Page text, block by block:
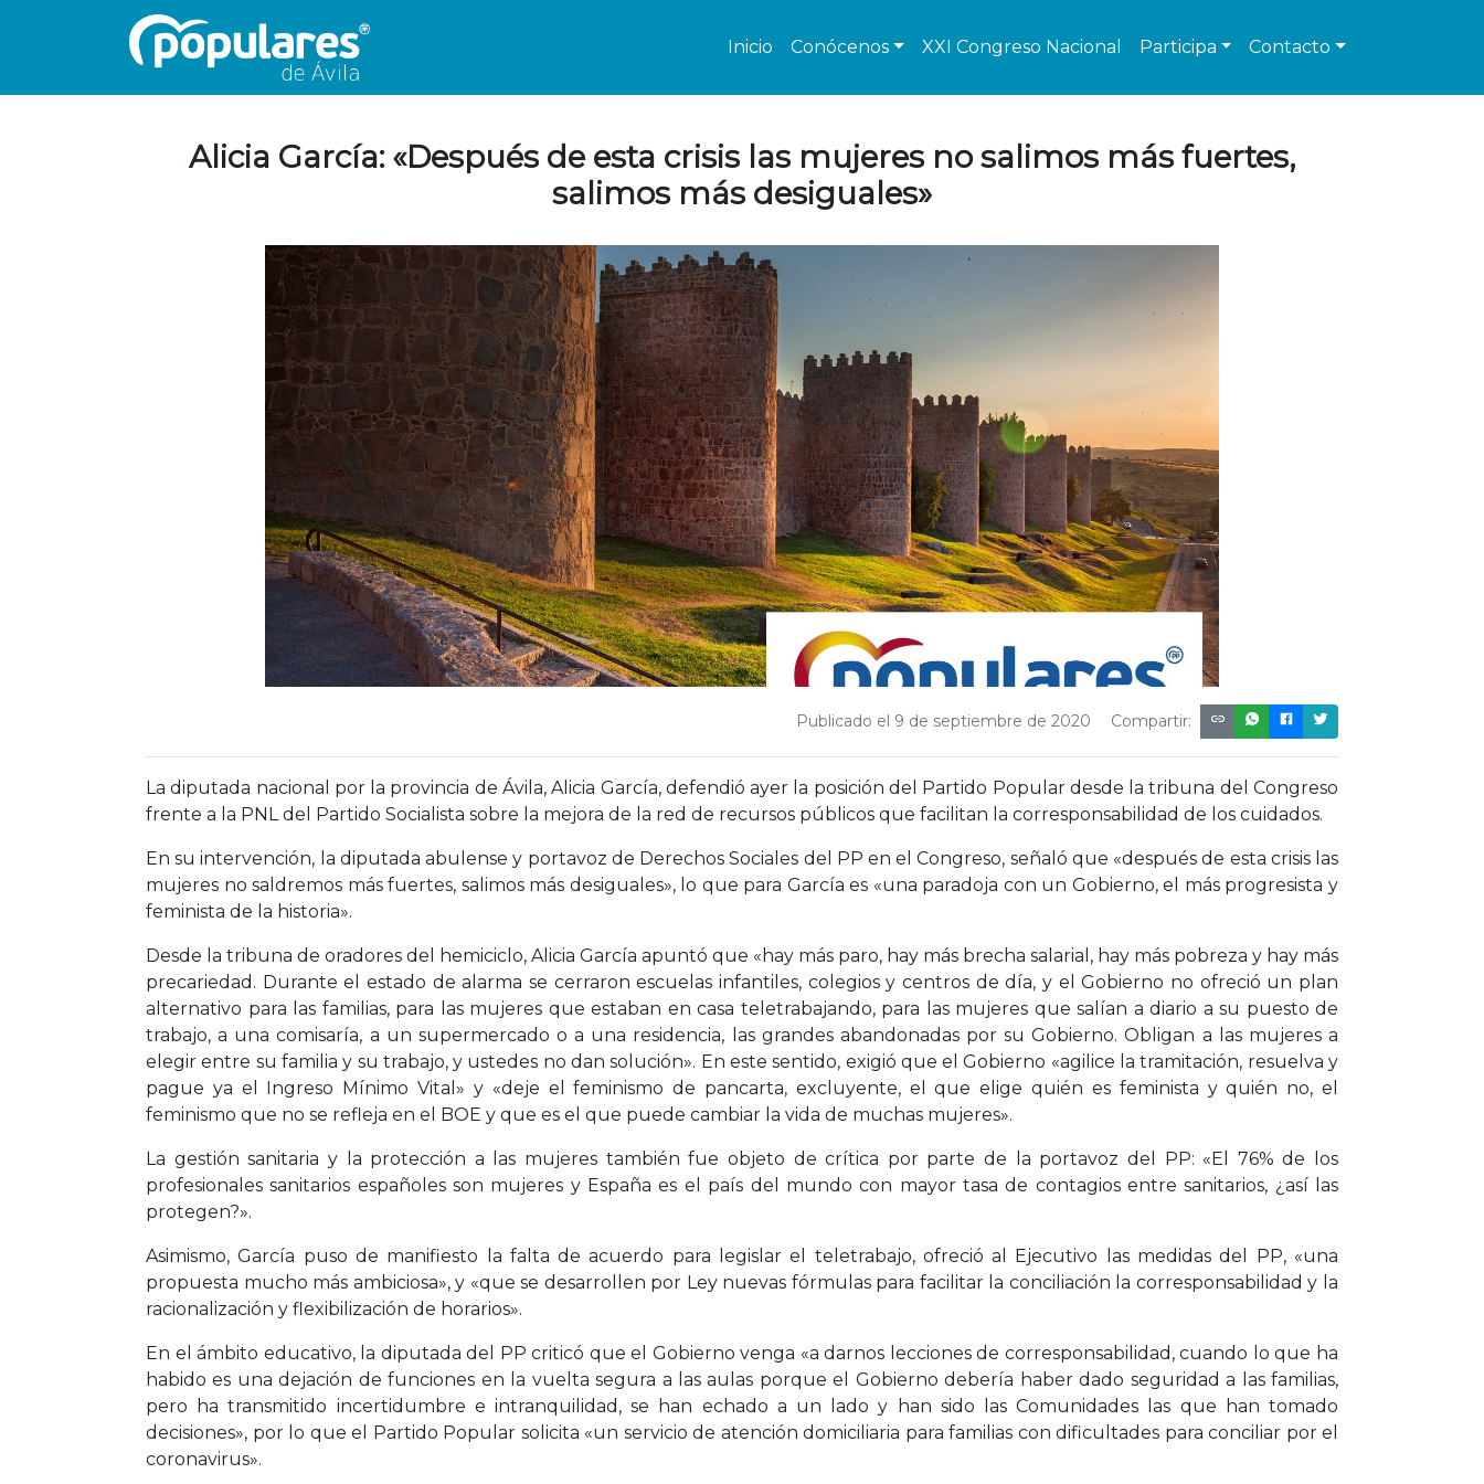
Inicio Conócenos XXI Congreso Nacional Participa Contacto
Alicia García: «Después de esta crisis las mujeres no salimos más fuertes,
salimos más desiguales»
Compartir:
Publicado el 9 de septiembre de 2020
La diputada nacional por la provincia de Ávila, Alicia García, defendió ayer la posición del Partido Popular desde la tribuna del Congreso
frente a la PNL del Partido Socialista sobre la mejora de la red de recursos públicos que facilitan la corresponsabilidad de los cuidados.
En su intervención, la diputada abulense y portavoz de Derechos Sociales del PP en el Congreso, señaló que «después de esta crisis las
mujeres no saldremos más fuertes, salimos más desiguales», lo que para García es «una paradoja con un Gobierno, el más progresista y
feminista de la historia».
Desde la tribuna de oradores del hemiciclo, Alicia García apuntó que «hay más paro, hay más brecha salarial, hay más pobreza y hay más
precariedad. Durante el estado de alarma se cerraron escuelas infantiles, colegios y centros de día, y el Gobierno no ofreció un plan
alternativo para las familias, para las mujeres que estaban en casa teletrabajando, para las mujeres que salían a diario a su puesto de
trabajo, a una comisaría, a un supermercado o a una residencia, las grandes abandonadas por su Gobierno. Obligan a las mujeres a
elegir entre su familia y su trabajo, y ustedes no dan solución». En este sentido, exigió que el Gobierno «agilice la tramitación, resuelva y
pague ya el Ingreso Mínimo Vital» y «deje el feminismo de pancarta, excluyente, el que elige quién es feminista y quién no, el
feminismo que no se refleja en el BOE y que es el que puede cambiar la vida de muchas mujeres».
La gestión sanitaria y la protección a las mujeres también fue objeto de crítica por parte de la portavoz del PP: «El 76% de los
profesionales sanitarios españoles son mujeres y España es el país del mundo con mayor tasa de contagios entre sanitarios, ¿así las
protegen?».
Asimismo, García puso de manifiesto la falta de acuerdo para legislar el teletrabajo, ofreció al Ejecutivo las medidas del PP, «una
propuesta mucho más ambiciosa», y «que se desarrollen por Ley nuevas fórmulas para facilitar la conciliación la corresponsabilidad y la
racionalización y flexibilización de horarios».
En el ámbito educativo, la diputada del PP criticó que el Gobierno venga «a darnos lecciones de corresponsabilidad, cuando lo que ha
habido es una dejación de funciones en la vuelta segura a las aulas porque el Gobierno debería haber dado seguridad a las familias,
pero ha transmitido incertidumbre e intranquilidad, se han echado a un lado y han sido las Comunidades las que han tomado
decisiones», por lo que el Partido Popular solicita «un servicio de atención domiciliaria para familias con dificultades para conciliar por el
coronavirus».